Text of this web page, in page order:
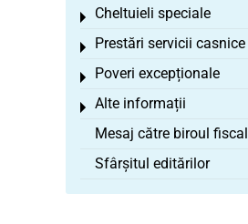
Cheltuieli speciale
Toggle menu
Prestări servicii casnice
Toggle menu
Poveri excepționale
Toggle menu
Alte informații
Toggle menu
Mesaj către biroul fiscal
Sfârșitul editărilor